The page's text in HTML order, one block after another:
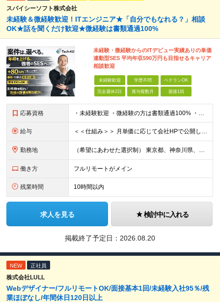
スパイシーソフト株式会社
未経験＆微経験歓迎！ITエンジニア★「自分でもなれる？」相談
OK★話を聞くだけ歓迎★微経験は書類通過100%
未経験・微経験からのITデビュー実績ありの単価
連動型SES 平均年収590万円も目指せるキャリア
相談歓迎
未経験歓迎 学歴不問 ベテランOK
完全週休2日 賞与複数月 面接1回
応募資格 ・未経験歓迎 ・微経験の方は書類通過100% ・学歴不問 ※ITサポート、ヘルプデスク、テスト、運用監視などの実務に少しでも触れた経験がある方は微経験として歓迎します。 ■ こんな方を歓迎します
給与 ＜＜仕組み＞＞ 月単価に応じて会社HPで公開しているテーブルにもとづき毎月決定されます！ https://www.tech4u.dev/payroll ＜＜実績＞＞ 平均年収実績：590万円 ＜＜
勤務地 （希望にあわせた選択制） 東京都、神奈川県、埼玉県、千葉県、大阪府、兵庫県、京都府、愛知県、福岡県の各プロジェクト先 ・フル／ハイブリッドリモート案件あり ・転勤なし ・U・Iターンも歓迎＆支援可能
働き方 フルリモートがメイン
残業時間 10時間以内
求人を見る 検討中に入れる
掲載終了予定日： 2026.08.20
NEW 正社員
株式会社LULL
Webデザイナー/フルリモートOK/面接基本1回/未経験入社95％/残
業ほぼなし/年間休日120日以上